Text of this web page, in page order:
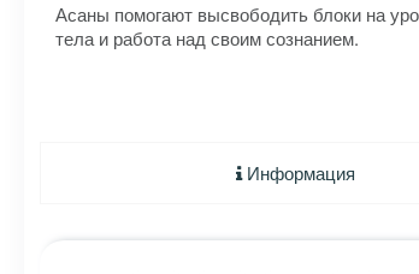
Асаны помогают высвободить блоки на
тела и работа над своим сознанием.
Информация